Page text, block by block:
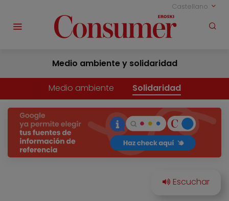
Castellano
Medio ambiente y solidaridad
Medio ambiente Solidaridad